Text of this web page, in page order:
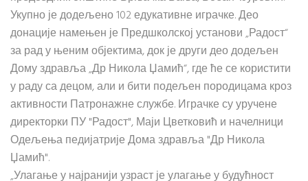
Укупно је додељено 102 едукативне играчке. Део
донације намењен је Предшколској установи „Радост“
за рад у њеним објектима, док је други део додељен
Дому здравља „Др Никола Џамић“, где ће се користити
у раду са децом, али и бити подељен породицама кроз
активности Патронажне службе. Играчке су уручене
директорки ПУ "Радост", Маји Цветковић и начелници
Одељења педијатрије Дома здравља "Др Никола
Џамић".
„Улагање у најранији узраст је улагање у будућност